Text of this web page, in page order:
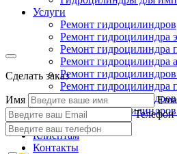
Услуги
Ремонт гидроцилиндров
Ремонт гидроцилиндра
Ремонт гидроцилиндра
Ремонт гидроцилиндра
Ремонт
Ремонт гидроцилиндра
Ремонт гидроцилиндров
Ремонт
Производство
Клиентам
Контакты
Сделать заказ
Имя
Телефон